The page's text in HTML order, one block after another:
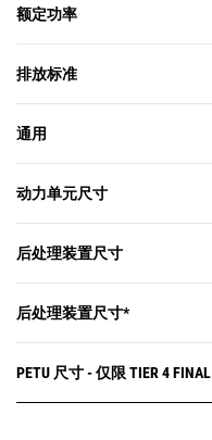
额定功率
排放标准
通用
动力单元尺寸
后处理装置尺寸
后处理装置尺寸*
PETU 尺寸 - 仅限 TIER 4 FINAL